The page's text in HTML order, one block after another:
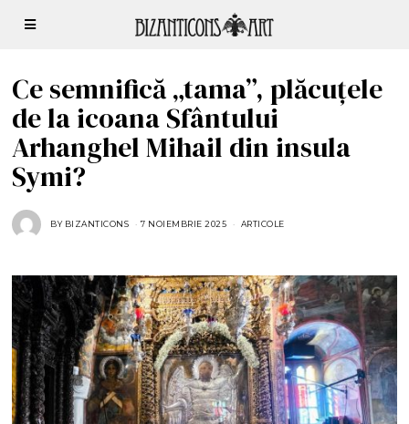
Ce semnifică „tama”, plăcuțele
de la icoana Sfântului
Arhanghel Mihail din insula
Symi?
BY BIZANTICONS 7 NOIEMBRIE 2025
M
B
R
I
E
2
0
2
5
ARTICOLE